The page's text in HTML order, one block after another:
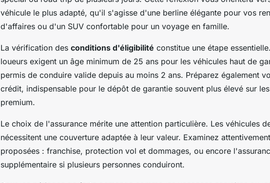
véhicule le plus adapté, qu'il s'agisse d'une berline élégante pour vos
d'affaires ou d'un SUV confortable pour un voyage en famille.
La vérification des conditions d'éligibilité constitue une étape
loueurs exigent un âge minimum de 25 ans pour les véhicules haut de
permis de conduire valide depuis au moins 2 ans. Préparez également
crédit, indispensable pour le dépôt de garantie souvent plus élevé sur
premium.
Le choix de l'assurance mérite une attention particulière. Les véhicules
nécessitent une couverture adaptée à leur valeur. Examinez
proposées : franchise, protection vol et dommages, ou encore
supplémentaire si plusieurs personnes conduiront.